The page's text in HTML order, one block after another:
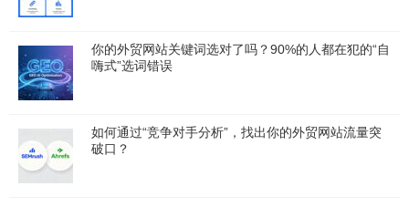
你的外贸网站关键词选对了吗？90%的人都在犯的“自
嗨式”选词错误
如何通过“竞争对手分析”，找出你的外贸网站流量突
破口？